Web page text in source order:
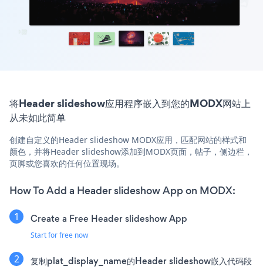
将Header slideshow应用程序嵌入到您的MODX网站上
从未如此简单
创建自定义的Header slideshow MODX应用，匹配网站的样式和
颜色，并将Header slideshow添加到MODX页面，帖子，侧边栏，
页脚或您喜欢的任何位置现场。
How To Add a Header slideshow App on MODX:
Create a Free Header slideshow App
Start for free now
复制plat_display_name的Header slideshow嵌入代码段